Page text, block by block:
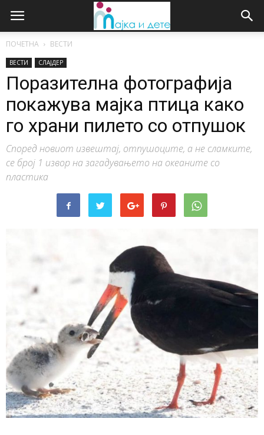
ПОЧЕТНА ВЕСТИ
ВЕСТИ СЛАЈДЕР
Поразителна фотографија
покажува мајка птица како
го храни пилето со отпушок
Според новиот извештај, отпушоците, а не сламките,
се број 1 извор на загадувањето на океаните со
пластика